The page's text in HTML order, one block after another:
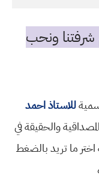
شرفتنا ونحب
للاستاذ احمد
والحقيقة في
اختر ما تريد بالضغط